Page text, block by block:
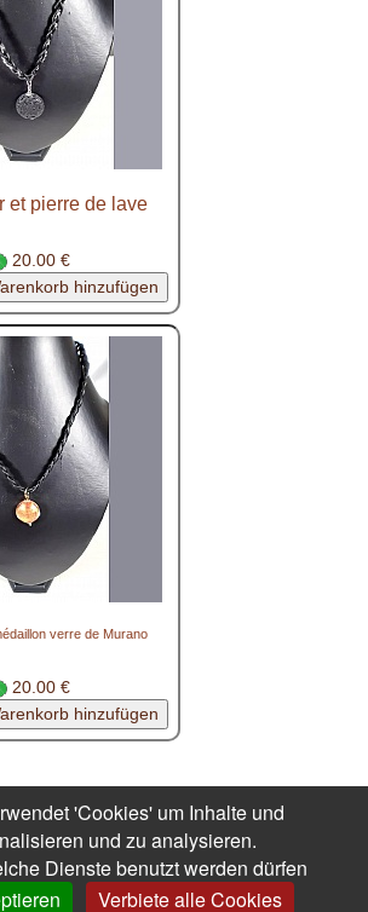
et pierre de lave
20.00 €
verre de Murano
20.00 €
Datenschutz
1.
Renoncer au contrat ici
'Cookies' um Inhalte und
und zu analysieren.
Dienste benutzt werden dürfen
Verbiete alle Cookies